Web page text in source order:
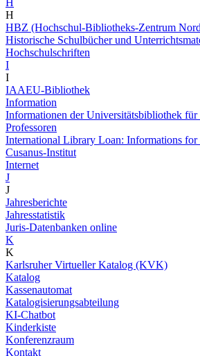
H
H
HBZ (Hochschul-Bibliotheks-Zentrum
Historische Schulbücher und
Hochschulschriften
I
I
IAAEU-Bibliothek
Information
Informationen der Universitätsbibliothek für
Professoren
International Library Loan: Informations for
Cusanus-Institut
Internet
J
J
Jahresberichte
Jahresstatistik
Juris-Datenbanken online
K
K
Karlsruher Virtueller Katalog (KVK)
Katalog
Kassenautomat
Katalogisierungsabteilung
KI-Chatbot
Kinderkiste
Konferenzraum
Kontakt